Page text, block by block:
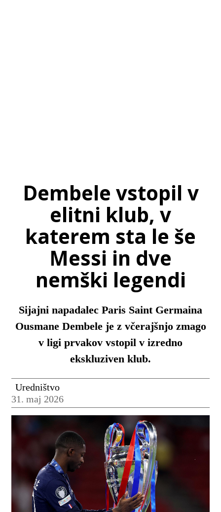
Dembele vstopil v
elitni klub, v
katerem sta le še
Messi in dve
nemški legendi
Sijajni napadalec Paris Saint Germaina
Ousmane Dembele je z včerajšnjo zmago
v ligi prvakov vstopil v izredno
ekskluziven klub.
Uredništvo
31. maj 2026